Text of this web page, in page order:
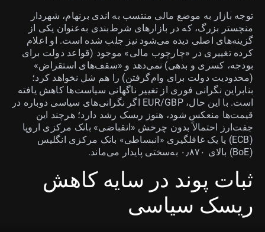
توجه بازار به موضع مالی منتسب به اندی برنهام، شهردار
منچستر بزرگ، که در بازارهای شرط‌بندی به‌عنوان یکی از
گزینه‌های اصلی دیده می‌شود نیز جلب شده است. او اعلام
کرده تغییری در «چارچوب مالی» موجود (قواعد دولت برای
بودجه، کسری و بدهی) نمی‌دهد و «سقف‌های استقراض»
(محدودیت دولت برای وام‌گرفتن) را هم شل نخواهد کرد؛
بنابراین نگرانی فوری از تغییر ناگهانی سیاست‌ها کاهش یافته
است. با این حال، EUR/GBP اگر نگرانی‌های سیاسی دوباره در
قیمت‌ها منعکس شود، هنوز ریسک رشد دارد؛ هرچند این
جفت‌ارز احتمالاً بدون چرخش «انقباضی» بانک مرکزی اروپا
(ECB) یا یک غافلگیری «انبساطی» بانک مرکزی انگلیس
(BoE) بالای ۰٫۸۷۰ به‌سختی پایدار می‌ماند.
ثبات پوند در سایه کاهش
ریسک سیاسی